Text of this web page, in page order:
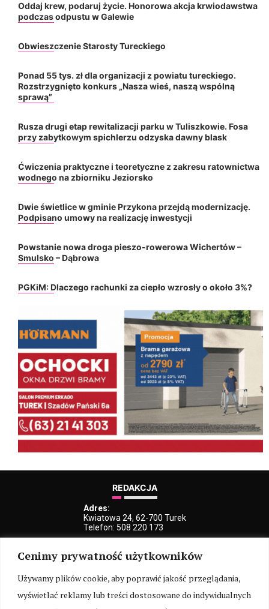
Cenimy prywatność użytkowników
Używamy plików cookie, aby poprawić jakość przeglądania,
wyświetlać reklamy lub treści dostosowane do indywidualnych
Oddaj krew, podaruj życie. Honorowa akcja krwiodawstwa
podczas odpustu w Galewie
Obwieszczenie Starosty Tureckiego
Ponad 55 tys. zł dla organizacji z powiatu tureckiego.
Rozstrzygnięto konkurs „Nasza wieś, naszą wspólną
sprawą”
Rusza drugi etap rewitalizacji parku w Tuliszkowie. Fosa
przy zabytkowym spichlerzu odzyska dawny blask
Ćwiczenia praktyczne i teoretyczne z zakresu ratownictwa
wodnego na zbiorniku Jeziorsko
Dwie świetlice w gminie Przykona przejdą modernizację.
Podpisano umowy na realizację inwestycji
Powstanie nowa droga pieszo-rowerowa Wichertów –
Smulsko – Dąbrowa
PGKiM: Dlaczego rachunki za ciepło wzrosły o około 3%?
REDAKCJA
Adres:
Kwiatowa 24, 62-700 Turek
Telefon: 508 220 173
kblaszczyk@iturek.net
reklama@iturek.net
MENU